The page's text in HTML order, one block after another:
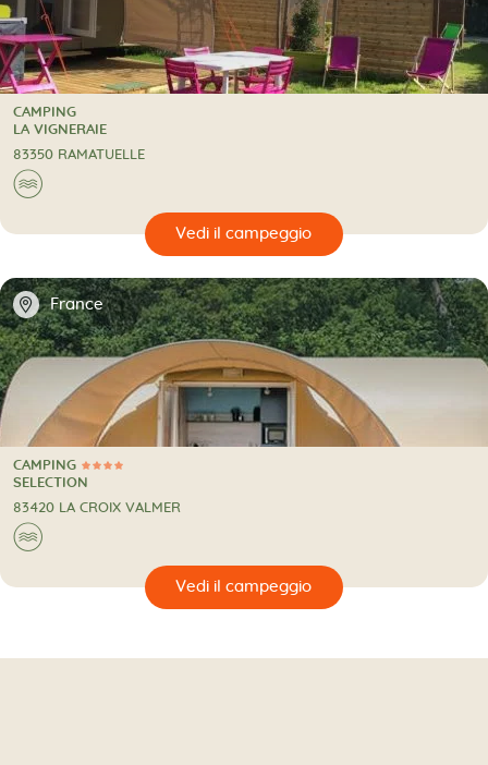
CAMPING
CAMPING
LA VIGNERAIE
83350 RAMATUELLE
🌊
🔍
📍 France
4 Stelle
CAMPING
CAMPING
SELECTION
83420 LA CROIX VALMER
🌊
🔍